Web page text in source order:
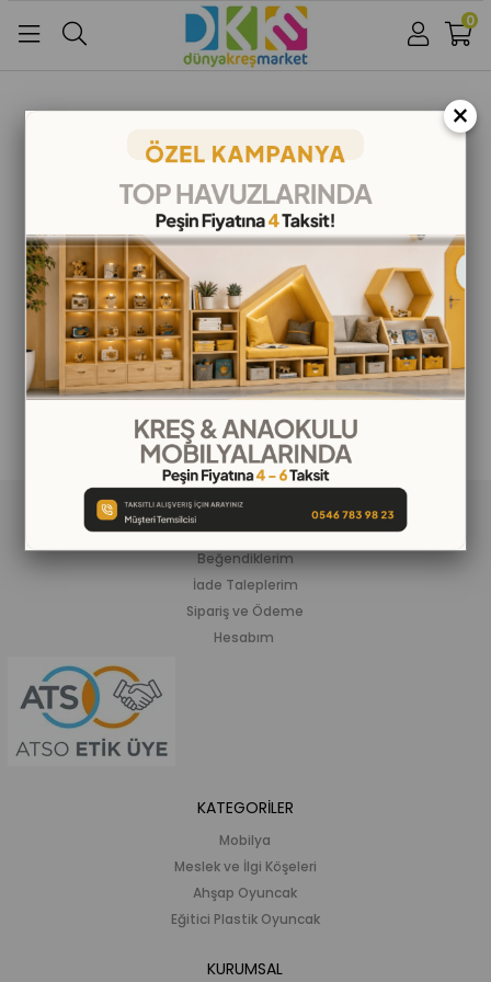
Google İle Bağlan
0
ALIŞVERİŞ BİLGİLERİ
Siparişlerim
Beğendiklerim
İade Taleplerim
Sipariş ve Ödeme
Hesabım
KATEGORİLER
Mobilya
Meslek ve İlgi Köşeleri
Ahşap Oyuncak
Eğitici Plastik Oyuncak
KURUMSAL
×